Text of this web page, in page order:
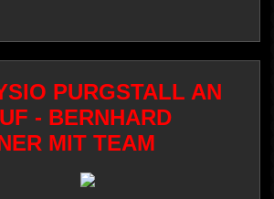
PURGSTALL AN
- BERNHARD
MIT TEAM